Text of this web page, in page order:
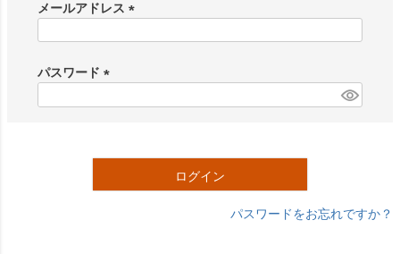
メールアドレス
)
パスワード
ログイン
パスワードをお忘れですか？